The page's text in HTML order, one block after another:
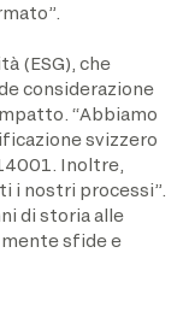
(ESG), che
considerazione
“Abbiamo
svizzero
Inoltre,
i nostri processi”.
di storia alle
sfide e